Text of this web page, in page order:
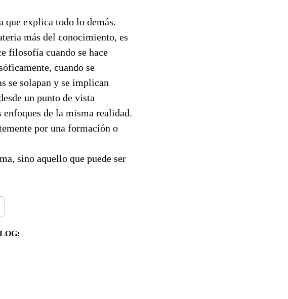
que explica todo lo demás.
más del conocimiento, es
filosofía cuando se hace
cuando se
se solapan y se implican
un punto de vista
de la misma realidad.
por una formación o
sino aquello que puede ser